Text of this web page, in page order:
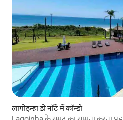
लागोइन्हा डो नॉर्टे में कॉन्डो